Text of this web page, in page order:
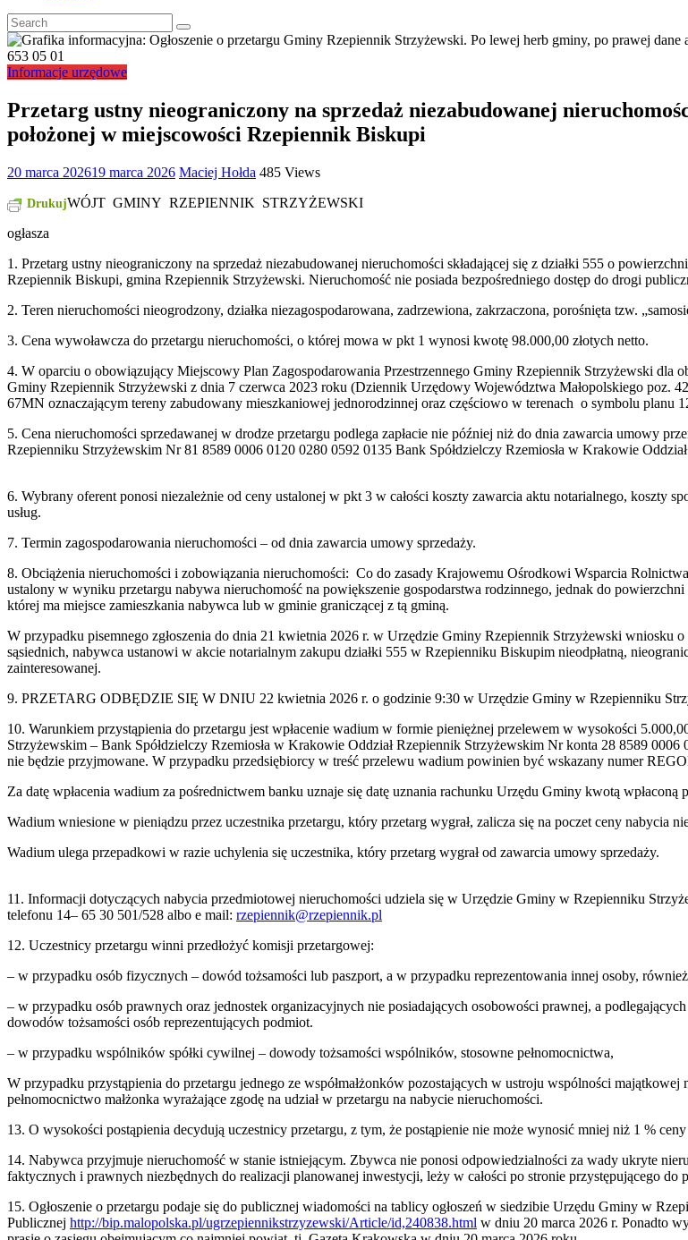
Informacje urzędowe
Przetarg ustny nieograniczony na sprzedaż niezabudowanej
położonej w miejscowości Rzepiennik Biskupi
20 marca 202619 marca 2026 Maciej Hołda 485 Views
DrukujWÓJT GMINY RZEPIENNIK STRZYŻEWSKI
ogłasza
1. Przetarg ustny nieograniczony na sprzedaż niezabudowanej nieruchomości składającej się z działki 555 o
Rzepiennik Biskupi, gmina Rzepiennik Strzyżewski. Nieruchomość nie posiada bezpośredniego dostęp do drogi
2. Teren nieruchomości nieogrodzony, działka niezagospodarowana, zadrzewiona, zakrzaczona, porośnięta tzw.
3. Cena wywoławcza do przetargu nieruchomości, o której mowa w pkt 1 wynosi kwotę 98.000,00 złotych netto.
4. W oparciu o obowiązujący Miejscowy Plan Zagospodarowania Przestrzennego Gminy Rzepiennik Strzyżewski
Gminy Rzepiennik Strzyżewski z dnia 7 czerwca 2023 roku (Dziennik Urzędowy Województwa Małopolskiego poz.
67MN oznaczającym tereny zabudowany mieszkaniowej jednorodzinnej oraz częściowo w terenach o symbolu planu
5. Cena nieruchomości sprzedawanej w drodze przetargu podlega zapłacie nie później niż do dnia zawarcia umowy
Rzepienniku Strzyżewskim Nr 81 8589 0006 0120 0280 0592 0135 Bank Spółdzielczy Rzemiosła w Krakowie
6. Wybrany oferent ponosi niezależnie od ceny ustalonej w pkt 3 w całości koszty zawarcia aktu notarialnego, koszty
usług.
7. Termin zagospodarowania nieruchomości – od dnia zawarcia umowy sprzedaży.
8. Obciążenia nieruchomości i zobowiązania nieruchomości: Co do zasady Krajowemu Ośrodkowi Wsparcia
ustalony w wyniku przetargu nabywa nieruchomość na powiększenie gospodarstwa rodzinnego, jednak do
której ma miejsce zamieszkania nabywca lub w gminie graniczącej z tą gminą.
W przypadku pisemnego zgłoszenia do dnia 21 kwietnia 2026 r. w Urzędzie Gminy Rzepiennik Strzyżewski wniosku
sąsiednich, nabywca ustanowi w akcie notarialnym zakupu działki 555 w Rzepienniku Biskupim nieodpłatną,
zainteresowanej.
9. PRZETARG ODBĘDZIE SIĘ W DNIU 22 kwietnia 2026 r. o godzinie 9:30 w Urzędzie Gminy w Rzepienniku
10. Warunkiem przystąpienia do przetargu jest wpłacenie wadium w formie pieniężnej przelewem w wysokości
Strzyżewskim – Bank Spółdzielczy Rzemiosła w Krakowie Oddział Rzepiennik Strzyżewskim Nr konta 28 8589
nie będzie przyjmowane. W przypadku przedsiębiorcy w treść przelewu wadium powinien być wskazany numer
Za datę wpłacenia wadium za pośrednictwem banku uznaje się datę uznania rachunku Urzędu Gminy kwotą wpłaconą
Wadium wniesione w pieniądzu przez uczestnika przetargu, który przetarg wygrał, zalicza się na poczet ceny nabycia
Wadium ulega przepadkowi w razie uchylenia się uczestnika, który przetarg wygrał od zawarcia umowy sprzedaży.
11. Informacji dotyczących nabycia przedmiotowej nieruchomości udziela się w Urzędzie Gminy w Rzepienniku
telefonu 14– 65 30 501/528 albo e mail: rzepiennik@rzepiennik.pl
12. Uczestnicy przetargu winni przedłożyć komisji przetargowej:
– w przypadku osób fizycznych – dowód tożsamości lub paszport, a w przypadku reprezentowania innej osoby,
– w przypadku osób prawnych oraz jednostek organizacyjnych nie posiadających osobowości prawnej, a
dowodów tożsamości osób reprezentujących podmiot.
– w przypadku wspólników spółki cywilnej – dowody tożsamości wspólników, stosowne pełnomocnictwa,
W przypadku przystąpienia do przetargu jednego ze współmałżonków pozostających w ustroju wspólności
pełnomocnictwo małżonka wyrażające zgodę na udział w przetargu na nabycie nieruchomości.
13. O wysokości postąpienia decydują uczestnicy przetargu, z tym, że postąpienie nie może wynosić mniej niż 1 %
14. Nabywca przyjmuje nieruchomość w stanie istniejącym. Zbywca nie ponosi odpowiedzialności za wady ukryte
faktycznych i prawnych niezbędnych do realizacji planowanej inwestycji, leży w całości po stronie przystępującego do
15. Ogłoszenie o przetargu podaje się do publicznej wiadomości na tablicy ogłoszeń w siedzibie Urzędu Gminy w
Publicznej http://bip.malopolska.pl/ugrzepiennikstrzyzewski/Article/id,240838.html w dniu 20 marca 2026 r. Ponadto